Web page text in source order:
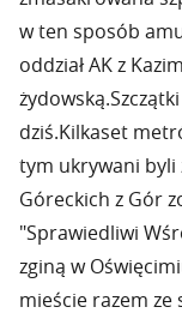
w ten sposób
oddział AK z
dziś.Kilkaset
tym ukrywani byli
Góreckich z Gór
"Sprawiedliwi
zginą w
mieście razem